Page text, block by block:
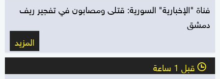
فناة "الإخبارية" السورية: قتلى ومصابون في تفجير ريف
دمشق
المزيد
l قبل 1 ساعة